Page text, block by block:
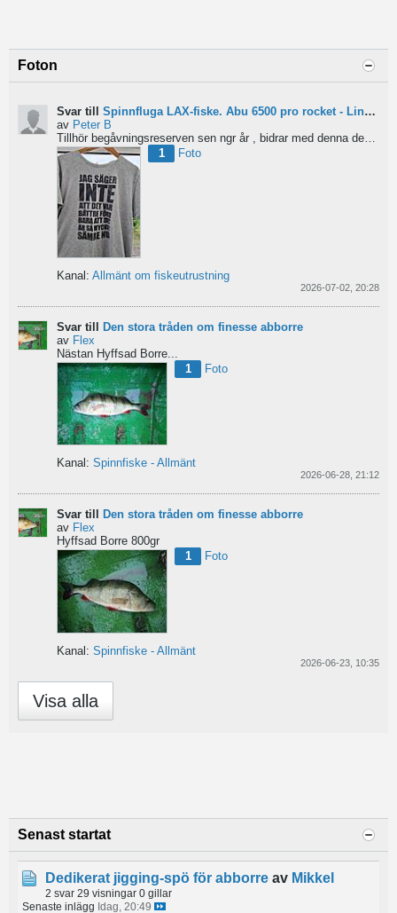
Foton
Svar till Spinnfluga LAX-fiske. Abu 6500 pro rocket - Lina för kort?
av Peter B
Tillhör begåvningsreserven sen ngr år , bidrar med denna devis.
1
Foto
Kanal: Allmänt om fiskeutrustning
2026-07-02, 20:28
Svar till Den stora tråden om finesse abborre
av Flex
Nästan Hyffsad Borre...
1
Foto
Kanal: Spinnfiske - Allmänt
2026-06-28, 21:12
Svar till
Den stora tråden om finesse abborre
av Flex
Hyffsad Borre 800gr
1
Foto
Kanal: Spinnfiske - Allmänt
2026-06-23, 10:35
Visa alla
Senast startat
Dedikerat jigging-spö för abborre av Mikkel
2 svar 29 visningar 0 gillar
Senaste inlägg Idag, 20:49